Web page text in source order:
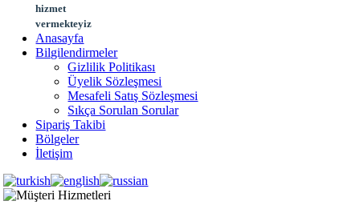
hizmet
vermekteyiz
Anasayfa
Bilgilendirmeler
Gizlilik Politikası
Üyelik Sözleşmesi
Mesafeli Satış Sözleşmesi
Sıkça Sorulan Sorular
Sipariş Takibi
Bölgeler
İletişim